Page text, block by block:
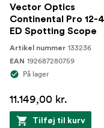
Vector Optics
Continental Pro 12-
ED Spotting Scope
Artikel nummer 133236
EAN 192687280759
På lager
11.149,00 kr.
Tilføj til kurv